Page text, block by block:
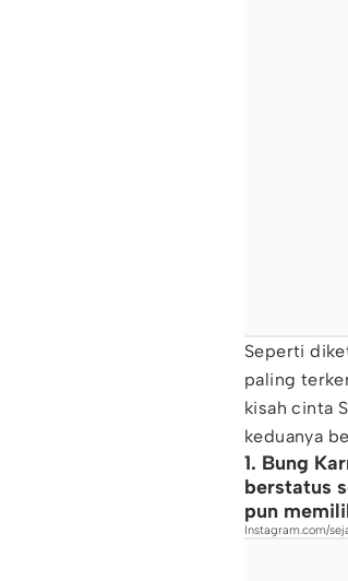
Seperti
paling
kisah cinta
keduanya
1. Bung
berstatus
pun
Instagram.com/